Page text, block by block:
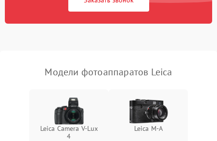
Модели фотоаппаратов Leica
Leica Camera V-Lux
4
Leica M-A